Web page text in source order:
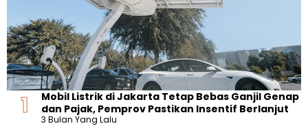
Mobil Listrik di Jakarta Tetap Bebas Ganjil Genap
dan Pajak, Pemprov Pastikan Insentif Berlanjut
3 Bulan Yang Lalu